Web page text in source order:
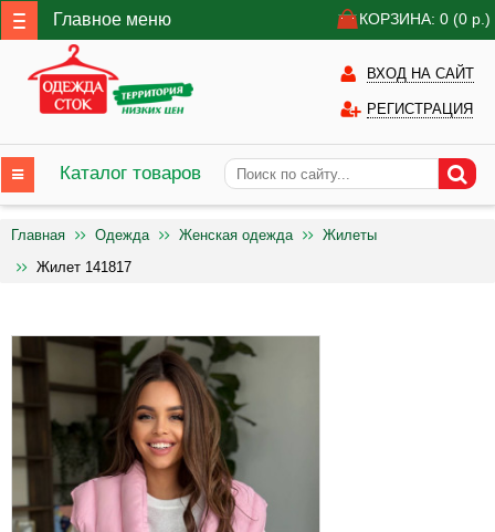
Главное меню КОРЗИНА: 0 (0 р.)
ВХОД НА САЙТ
РЕГИСТРАЦИЯ
Каталог товаров
Главная Одежда Женская одежда
Жилеты
Жилет 141817